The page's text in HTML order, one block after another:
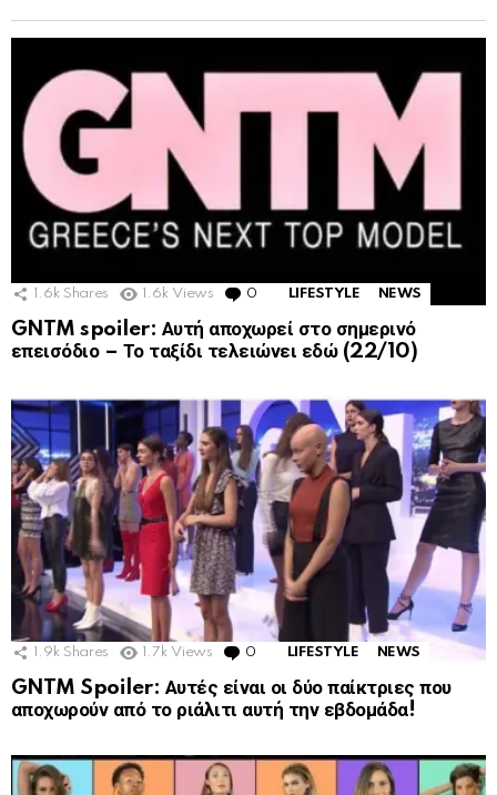
1.6k Shares 1.6k Views 0 Comments
LIFESTYLE NEWS
GNTM spoiler: Αυτή αποχωρεί στο σημερινό
επεισόδιο – Το ταξίδι τελειώνει εδώ (22/10)
1.9k Shares 1.7k Views 0 Comments
LIFESTYLE NEWS
GNTM Spoiler: Αυτές είναι οι δύο παίκτριες που
αποχωρούν από το ριάλιτι αυτή την εβδομάδα!